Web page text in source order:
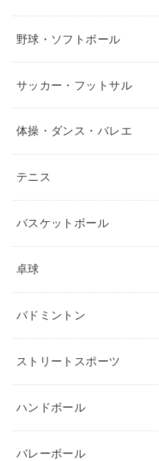
野球・ソフトボール
サッカー・フットサル
体操・ダンス・バレエ
テニス
バスケットボール
卓球
バドミントン
ストリートスポーツ
ハンドボール
バレーボール